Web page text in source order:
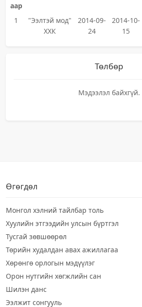
аар
1
"Ээлтэй мод"
ХХК
2014-09-
24
2014-10-
15
Төлбөр
Мэдээлэл байхгүй.
Өгөгдөл
Монгол хэлний тайлбар толь
Хуулийн этгээдийн улсын бүртгэл
Тусгай зөвшөөрөл
Төрийн худалдан авах ажиллагаа
Хөрөнгө орлогын мэдүүлэг
Орон нутгийн хөгжлийн сан
Шилэн данс
Ээлжит сонгууль